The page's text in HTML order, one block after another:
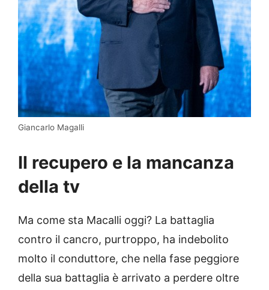
Giancarlo Magalli
Il recupero e la mancanza
della tv
Ma come sta Macalli oggi? La battaglia
contro il cancro, purtroppo, ha indebolito
molto il conduttore, che nella fase peggiore
della sua battaglia è arrivato a perdere oltre